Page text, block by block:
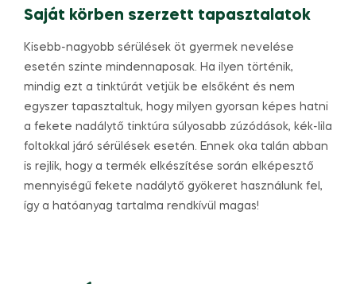
Saját körben szerzett tapasztalatok
Kisebb-nagyobb sérülések öt gyermek nevelése
esetén szinte mindennaposak. Ha ilyen történik,
mindig ezt a tinktúrát vetjük be elsőként és nem
egyszer tapasztaltuk, hogy milyen gyorsan képes hatni
a fekete nadálytő tinktúra súlyosabb zúzódások, kék-lila
foltokkal járó sérülések esetén. Ennek oka talán abban
is rejlik, hogy a termék elkészítése során elképesztő
mennyiségű fekete nadálytő gyökeret használunk fel,
így a hatóanyag tartalma rendkívül magas!